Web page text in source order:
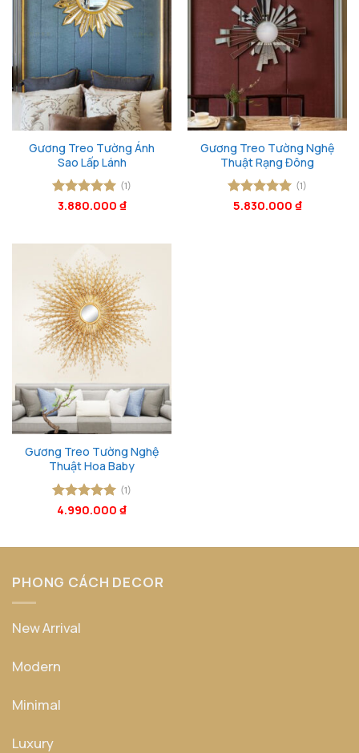
Gương Treo Tường Ánh
Sao Lấp Lánh
Được xếp
(1)
3.880.000 ₫
Gương Treo Tường Nghệ
Thuật Rạng Đông
Được xếp
(1)
5.830.000 ₫
Gương Treo Tường Nghệ
Thuật Hoa Baby
Được xếp
(1)
4.990.000 ₫
PHONG CÁCH DECOR
New Arrival
Modern
Minimal
Luxury